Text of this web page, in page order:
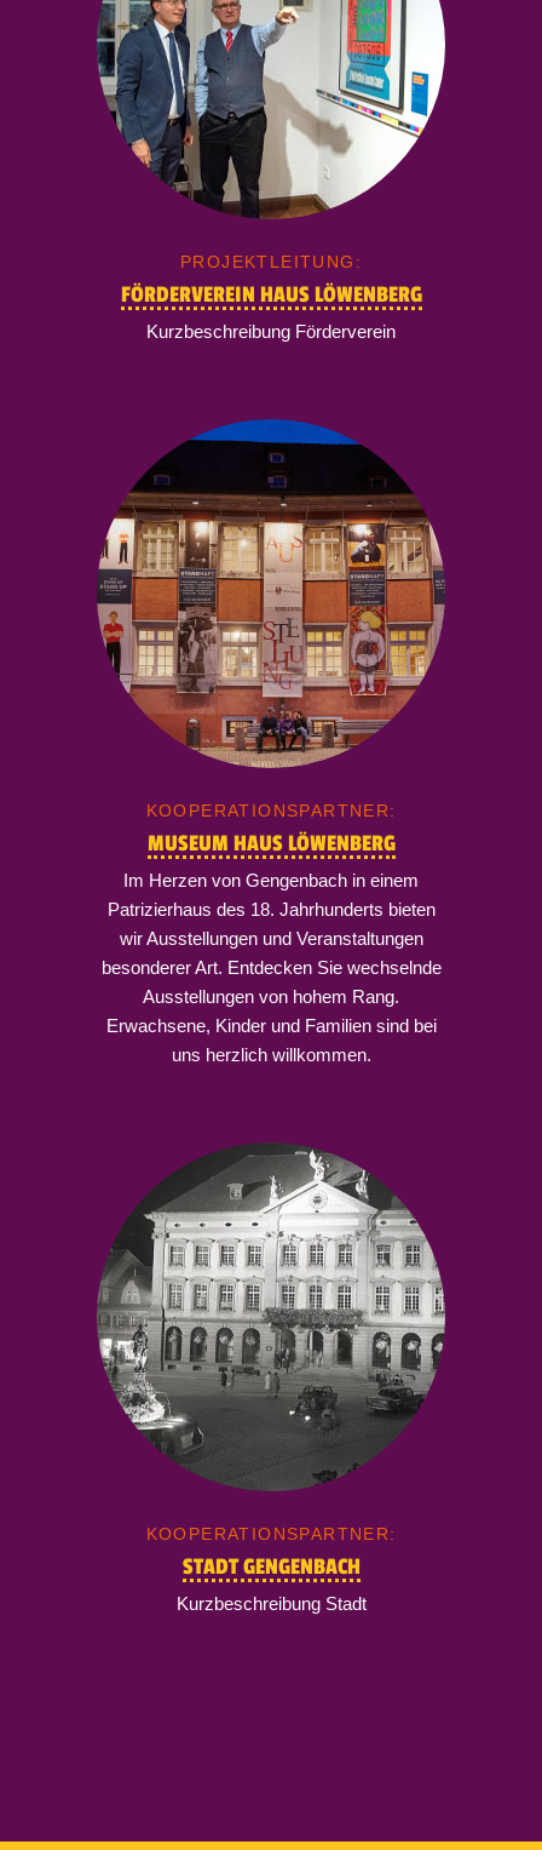
PROJEKTLEITUNG:
FÖRDERVEREIN HAUS LÖWENBERG
Kurzbeschreibung Förderverein
KOOPERATIONSPARTNER:
MUSEUM HAUS LÖWENBERG
Im Herzen von Gengenbach in einem
Patrizierhaus des 18. Jahrhunderts bieten
wir Ausstellungen und Veranstaltungen
besonderer Art. Entdecken Sie wechselnde
Ausstellungen von hohem Rang.
Erwachsene, Kinder und Familien sind bei
uns herzlich willkommen.
KOOPERATIONSPARTNER:
STADT GENGENBACH
Kurzbeschreibung Stadt